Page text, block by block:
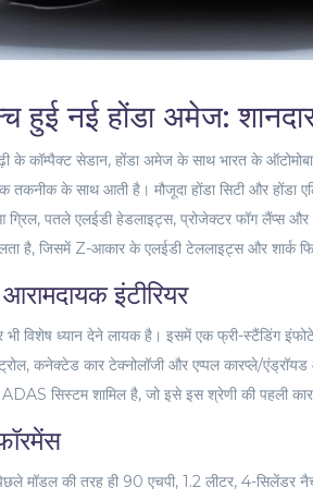
हुई नई होंडा अमेज:
के कॉम्पैक्ट सेडान, होंडा अमेज के साथ भारत के
तकनीक के साथ आती है। मौजूदा होंडा सिटी और होंडा
पतले एलईडी हेडलाइट्स, प्रोजेक्टर फॉग लैंप्स और
है, जिसमें Z-आकार के एलईडी टेललाइट्स और शार्क
इंटीरियर
भी विशेष ध्यान देने लायक है। इसमें एक फ्री-स्टैंडिंग
कनेक्टेड कार टेक्नोलॉजी और एप्पल कारप्ले/
सिस्टम शामिल है, जो इसे इस श्रेणी की पहली कार
मॉडल की तरह ही 90 एचपी, 1.2 लीटर, 4-